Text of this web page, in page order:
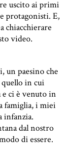
uscito ai primi
protagonisti. E,
chiacchierare
video.
un paesino che
in cui
e ci è venuto in
famiglia, i miei
infanzia.
dal nostro
di essere.